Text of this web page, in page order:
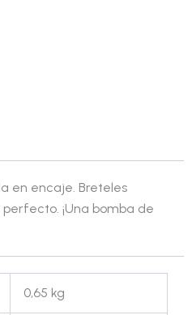
en encaje. Breteles
¡Una bomba de
0,65 kg